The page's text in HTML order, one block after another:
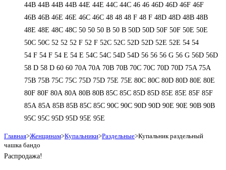
44В 44В 44В 44В 44Е 44Е 44С 44С 46 46 46D 46D 46F 46F
46В 46В 46Е 46Е 46С 46С 48 48 48 F 48 F 48D 48D 48В 48В
48Е 48Е 48С 48С 50 50 50 B 50 B 50D 50D 50F 50F 50Е 50Е
50С 50С 52 52 52 F 52 F 52C 52C 52D 52D 52E 52E 54 54
54 F 54 F 54 Е 54 Е 54C 54C 54D 54D 56 56 56 G 56 G 56D 56D
58 D 58 D 60 60 70A 70A 70B 70B 70C 70C 70D 70D 75A 75A
75B 75B 75C 75C 75D 75D 75E 75E 80C 80C 80D 80D 80E 80E
80F 80F 80А 80А 80В 80В 85C 85C 85D 85D 85E 85E 85F 85F
85А 85А 85В 85В 85С 85С 90C 90C 90D 90D 90E 90E 90В 90В
95C 95C 95D 95D 95E 95E
Главная>Женщинам>Купальники>Раздельные>Купальник раздельный
чашка бандо
Распродажа!